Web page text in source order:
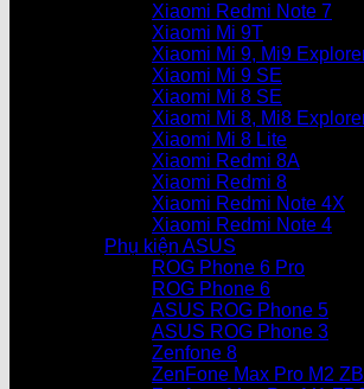
Xiaomi Redmi Note 7
Xiaomi Mi 9T
Xiaomi Mi 9, Mi9
Xiaomi Mi 9 SE
Xiaomi Mi 8 SE
Xiaomi Mi 8, Mi8
Xiaomi Mi 8 Lite
Xiaomi Redmi 8A
Xiaomi Redmi 8
Xiaomi Redmi Note 4X
Xiaomi Redmi Note 4
Phụ kiện ASUS
ROG Phone 6 Pro
ROG Phone 6
ASUS ROG Phone 5
ASUS ROG Phone 3
Zenfone 8
ZenFone Max Pro M2